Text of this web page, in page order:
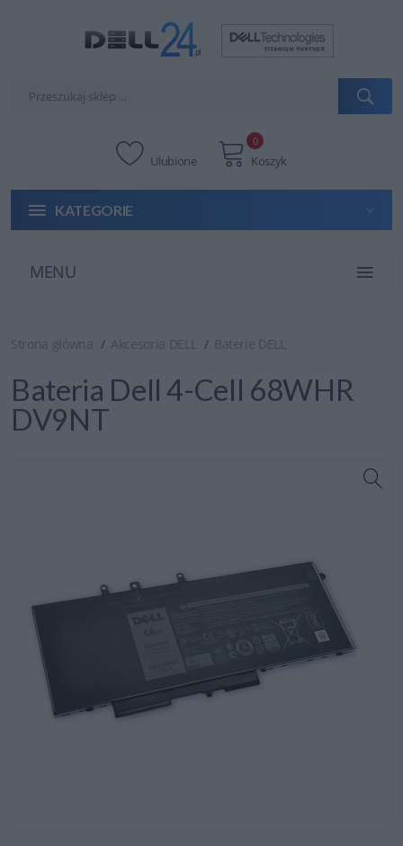
Ulubione Koszyk
0
KATEGORIE
MENU
Strona główna Akcesoria DELL Baterie DELL
Bateria Dell 4-Cell 68WHR
DV9NT